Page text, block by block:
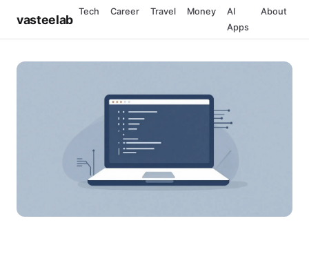
vasteelab
Tech Career Travel Money
AI
Apps
About